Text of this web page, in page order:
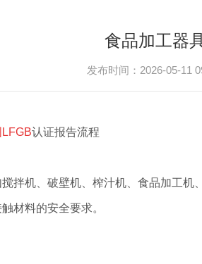
食品加工器
发布时间：2026-05-11
认证报告流程
拌机、破壁机、榨汁机、食品加工
材料的安全要求。